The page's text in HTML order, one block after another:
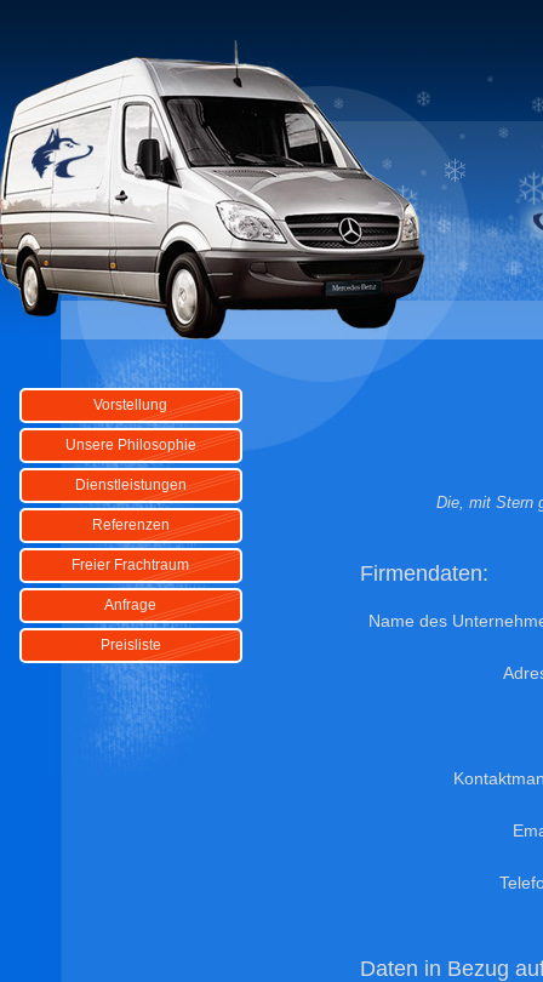
Vorstellung
Unsere Philosophie
Dienstleistungen
Referenzen
Freier Frachtraum
Anfrage
Preisliste
Die, mit Stern
Firmendaten:
Name des
Daten in Bezug